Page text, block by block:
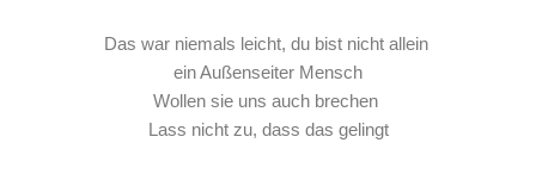
Das war niemals leicht, du bist nicht allein
ein Außenseiter Mensch
Wollen sie uns auch brechen
Lass nicht zu, dass das gelingt